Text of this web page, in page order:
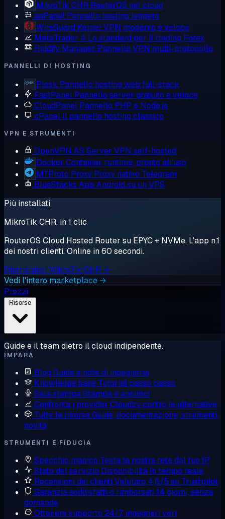
MikroTik CHR RouterOS nel cloud
aaPanel Pannello hosting leggero
WireGuard Kernel VPN moderno e veloce
MetaTrader 4 Lo standard per il trading Forex
Hiddify Manager Pannello VPN multi-protocollo
PANNELLI DI HOSTING
Plesk Pannello hosting web full-stack
FastPanel Pannello server gratuito e veloce
CloudPanel Pannello PHP e Node.js
cPanel Il pannello hosting classico
VPN E STRUMENTI
OpenVPN AS Server VPN self-hosted
Docker Container runtime, pronto all'uso
MTProto Proxy Proxy nativo Telegram
BlueStacks App Android su un VPS
Più installati
MikroTik CHR, in 1 clic
RouterOS Cloud Hosted Router su EPYC + NVMe. L'app n.1
dei nostri clienti. Online in 60 secondi.
Distribuisci MikroTik CHR →
Vedi l'intero marketplace →
Prezzi
Guide e il team dietro il cloud indipendente.
IMPARA
Blog Guide e note di ingegneria
Knowledge base Tutorial passo passo
Sala stampaStampa e annunci
Confronta i provider Cloudzy contro le alternative
Tutte le risorseGuide, documentazione, strumenti,
novità
STRUMENTI E FIDUCIA
Specchio magico Testa la nostra rete dal tuo IP
Stato del servizio Disponibilità in tempo reale
Recensioni dei clienti Valutato 4,6/5 su Trustpilot
Garanzia soddisfatti o rimborsati 14 giorni, senza
domande
Ottenere supporto 24/7, ingegneri veri